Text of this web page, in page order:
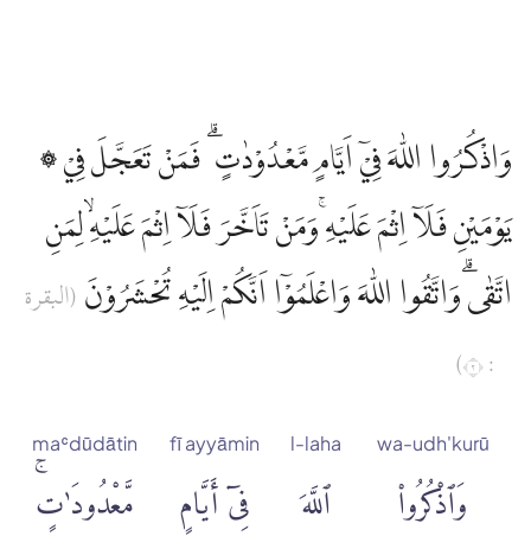
İbni Kesir
İskender Ali Mihr
Ömer Nasuhi Bilmen
۞ وَاذْكُرُوا اللّٰهَ فِيْٓ اَيَّامٍ مَّعْدُوْدٰتٍ ۗ فَمَنْ تَعَجَّلَ فِيْ
يَوْمَيْنِ فَلَآ اِثْمَ عَلَيْهِ ۚوَمَنْ تَاَخَّرَ فَلَآ اِثْمَ عَلَيْهِۙ لِمَنِ
اتَّقٰىۗ وَاتَّقُوا اللّٰهَ وَاعْلَمُوْٓا اَنَّكُمْ اِلَيْهِ تُحْشَرُوْنَ (البقرة
: ٢)
wa-udh'kurū
وَٱذْكُرُوا۟
l-laha
ٱللَّهَ
fī ayyāmin
فِىٓ أَيَّامٍ
maʿdūdātin
مَّعْدُودَٰتٍۚ